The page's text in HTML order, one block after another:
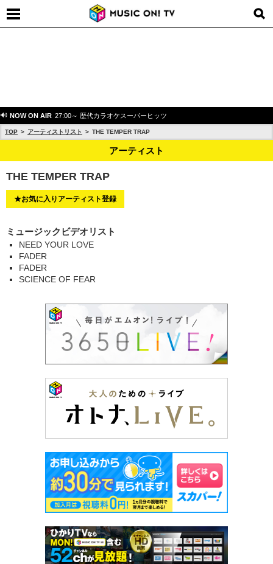
NOW ON AIR 27:00～ 歴代カラオケスーパーヒッツ
TOP アーティストリスト THE TEMPER TRAP
アーティスト
THE TEMPER TRAP
★お気に入りアーティスト登録
ミュージックビデオリスト
NEED YOUR LOVE
FADER
FADER
SCIENCE OF FEAR